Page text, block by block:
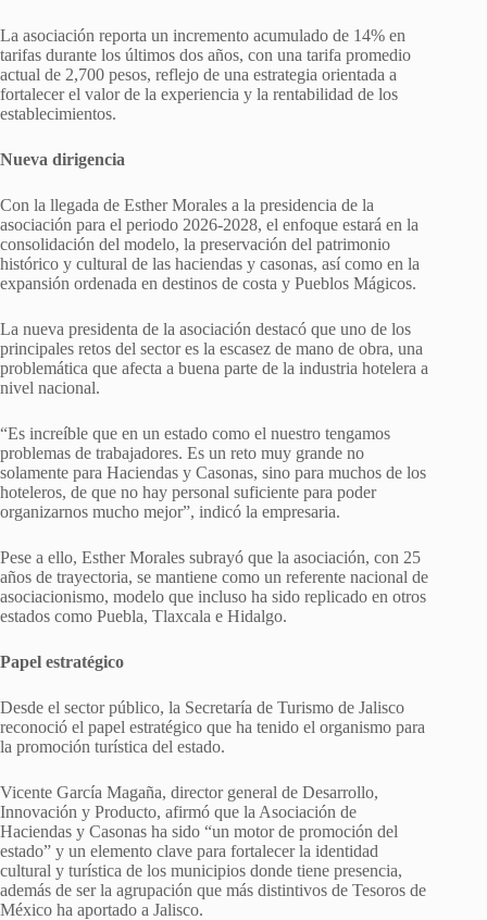
La asociación reporta un incremento acumulado de 14% en
tarifas durante los últimos dos años, con una tarifa promedio
actual de 2,700 pesos, reflejo de una estrategia orientada a
fortalecer el valor de la experiencia y la rentabilidad de los
establecimientos.
Nueva dirigencia
Con la llegada de Esther Morales a la presidencia de la
asociación para el periodo 2026-2028, el enfoque estará en la
consolidación del modelo, la preservación del patrimonio
histórico y cultural de las haciendas y casonas, así como en la
expansión ordenada en destinos de costa y Pueblos Mágicos.
La nueva presidenta de la asociación destacó que uno de los
principales retos del sector es la escasez de mano de obra, una
problemática que afecta a buena parte de la industria hotelera a
nivel nacional.
“Es increíble que en un estado como el nuestro tengamos
problemas de trabajadores. Es un reto muy grande no
solamente para Haciendas y Casonas, sino para muchos de los
hoteleros, de que no hay personal suficiente para poder
organizarnos mucho mejor”, indicó la empresaria.
Pese a ello, Esther Morales subrayó que la asociación, con 25
años de trayectoria, se mantiene como un referente nacional de
asociacionismo, modelo que incluso ha sido replicado en otros
estados como Puebla, Tlaxcala e Hidalgo.
Papel estratégico
Desde el sector público, la Secretaría de Turismo de Jalisco
reconoció el papel estratégico que ha tenido el organismo para
la promoción turística del estado.
Vicente García Magaña, director general de Desarrollo,
Innovación y Producto, afirmó que la Asociación de
Haciendas y Casonas ha sido “un motor de promoción del
estado” y un elemento clave para fortalecer la identidad
cultural y turística de los municipios donde tiene presencia,
además de ser la agrupación que más distintivos de Tesoros de
México ha aportado a Jalisco.